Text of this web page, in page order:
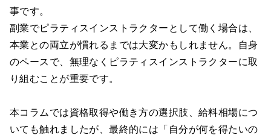
事です。
副業でピラティスインストラクターとして働く場合は、
本業との両立が慣れるまでは大変かもしれません。自身
のペースで、無理なくピラティスインストラクターに取
り組むことが重要です。
本コラムでは資格取得や働き方の選択肢、給料相場につ
いても触れましたが、最終的には「自分が何を得たいの